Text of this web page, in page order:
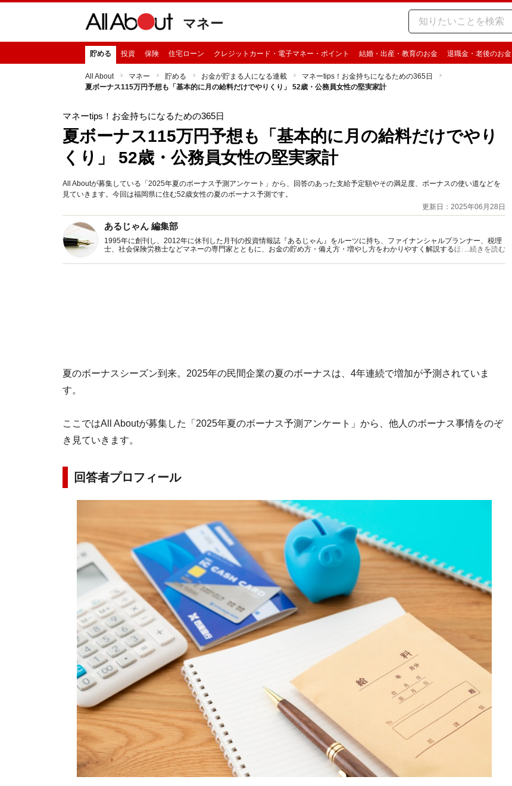
マネー
貯める 投資 保険 住宅ローン クレジットカード・電子マネー・ポイント 結婚・出産・教育のお金 退職金・老後のお金
All About マネー 貯める お金が貯まる人になる連載
マネーtips！お金持ちになるための365日
夏ボーナス115万円予想も「基本的に月の給料だけでやりくり」 52歳・公務員女性の堅実家計
マネーtips！お金持ちになるための365日
夏ボーナス115万円予想も「基本的に月の給料だけでやり
くり」 52歳・公務員女性の堅実家計
All Aboutが募集している「2025年夏のボーナス予測アンケート」から、回答のあった支給予定額やその満足度、ボーナスの使い道などを
見ていきます。今回は福岡県に住む52歳女性の夏のボーナス予測です。
更新日：2025年06月28日
あるじゃん 編集部
1995年に創刊し、2012年に休刊した月刊の投資情報誌『あるじゃん』をルーツに持ち、ファイナンシャルプランナー、税理
士、社会保険労務士などマネーの専門家とともに、お金の貯め方・備え方・増やし方をわかりやすく解説するほか、マネー最
...続きを読む
夏のボーナスシーズン到来。2025年の民間企業の夏のボーナスは、4年連続で増加が予測されていま
す。
ここではAll Aboutが募集した「2025年夏のボーナス予測アンケート」から、他人のボーナス事情をのぞ
き見ていきます。
回答者プロフィール